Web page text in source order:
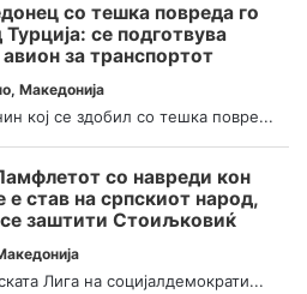
со тешка повреда го
се подготвува
за транспортот
, Македонија
кој се здобил со тешка повре...
со навреди кон
е став на српскиот народ,
се заштити Стоиљковиќ
Лига на социјалдемократи...